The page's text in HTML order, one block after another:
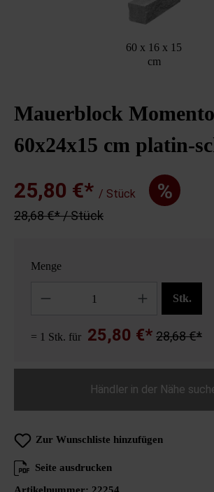
60 x 16 x 15
cm
Mauerblock Momento
60x24x15 cm platin-
25,80 €* / Stück %
28,68 €* / Stück
Menge
Stk.
= 1 Stk. für 25,80 €* 28,68 €*
Händler in der Nähe
Zur Wunschliste hinzufügen
Seite ausdrucken